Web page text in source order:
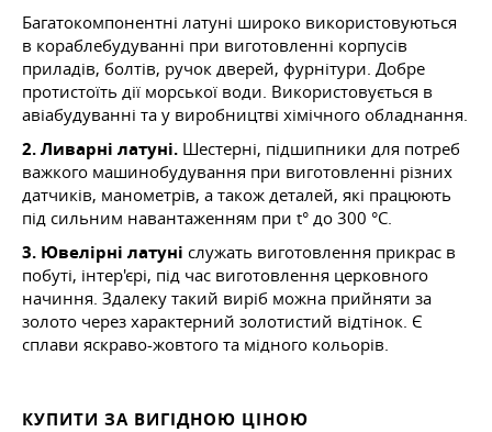
Багатокомпонентні латуні широко використовуються
в кораблебудуванні при виготовленні корпусів
приладів, болтів, ручок дверей, фурнітури. Добре
протистоїть дії морської води. Використовується в
авіабудуванні та у виробництві хімічного обладнання.
2. Ливарні латуні. Шестерні, підшипники для потреб
важкого машинобудування при виготовленні різних
датчиків, манометрів, а також деталей, які працюють
під сильним навантаженням при t° до 300 °C.
3. Ювелірні латуні служать виготовлення прикрас в
побуті, інтер'єрі, під час виготовлення церковного
начиння. Здалеку такий виріб можна прийняти за
золото через характерний золотистий відтінок. Є
сплави яскраво-жовтого та мідного кольорів.
КУПИТИ ЗА ВИГІДНОЮ ЦІНОЮ